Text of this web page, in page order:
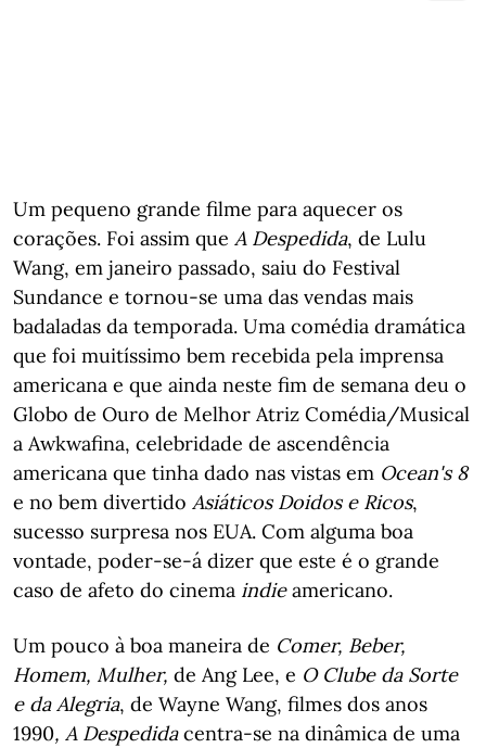
Um pequeno grande filme para aquecer os
corações. Foi assim que A Despedida, de Lulu
Wang, em janeiro passado, saiu do Festival
Sundance e tornou-se uma das vendas mais
badaladas da temporada. Uma comédia dramática
que foi muitíssimo bem recebida pela imprensa
americana e que ainda neste fim de semana deu o
Globo de Ouro de Melhor Atriz Comédia/Musical
a Awkwafina, celebridade de ascendência
americana que tinha dado nas vistas em Ocean's 8
e no bem divertido Asiáticos Doidos e Ricos,
sucesso surpresa nos EUA. Com alguma boa
vontade, poder-se-á dizer que este é o grande
caso de afeto do cinema indieamericano.
Um pouco à boa maneira de Comer, Beber,
Homem, Mulher, de Ang Lee, e O Clube da Sorte
e da Alegria, de Wayne Wang, filmes dos anos
1990, A Despedidacentra-se na dinâmica de uma